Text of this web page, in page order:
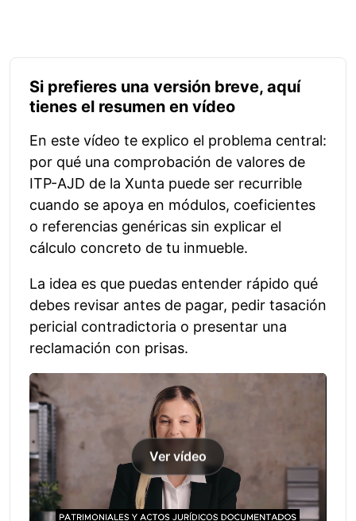
Si prefieres una versión breve, aquí
tienes el resumen en vídeo
En este vídeo te explico el problema central:
por qué una comprobación de valores de
ITP-AJD de la Xunta puede ser recurrible
cuando se apoya en módulos, coeficientes
o referencias genéricas sin explicar el
cálculo concreto de tu inmueble.
La idea es que puedas entender rápido qué
debes revisar antes de pagar, pedir tasación
pericial contradictoria o presentar una
reclamación con prisas.
Ver vídeo